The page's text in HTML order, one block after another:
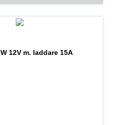
12V m. laddare 15A